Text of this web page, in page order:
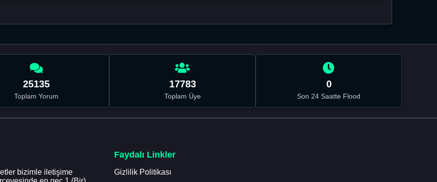
25135
Toplam Yorum
17783
Toplam Üye
0
Son 24 Saatte Flood
bizimle iletişime
Faydalı Linkler
Gizlilik Politikası